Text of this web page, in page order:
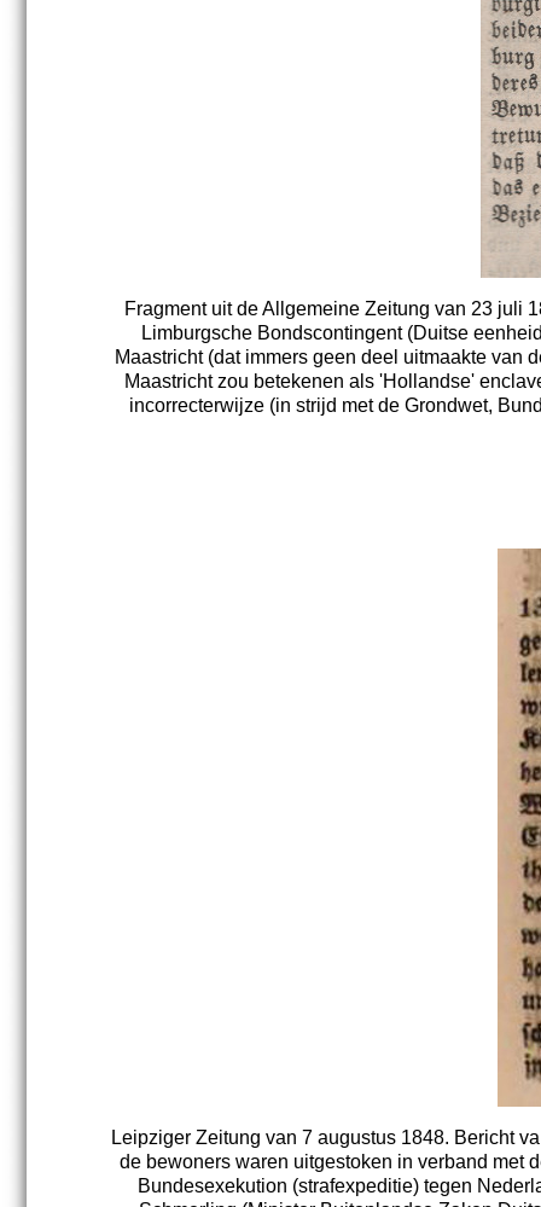
Fragment uit de Allgemeine Zeitung van 23 juli
Limburgsche Bondscontingent (Duitse
Maastricht (dat immers geen deel uitmaakte van
Maastricht zou betekenen als 'Hollandse'
incorrecterwijze (in strijd met de Grondwet,
Leipziger Zeitung van 7 augustus 1848. Bericht
de bewoners waren uitgestoken in verband met
Bundesexekution (strafexpeditie) tegen